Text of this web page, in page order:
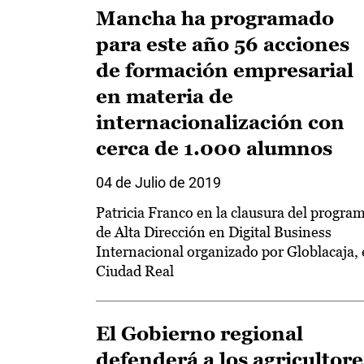
Mancha ha programado
para este año 56 acciones
de formación empresarial
en materia de
internacionalización con
cerca de 1.000 alumnos
04 de Julio de 2019
Patricia Franco en la clausura del
de Alta Dirección en Digital Business
Internacional organizado por Globlacaja,
Ciudad Real
El Gobierno regional
defenderá a los